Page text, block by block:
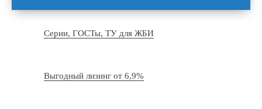
Серии, ГОСТы, ТУ для ЖБИ
Выгодный лизинг от 6,9%